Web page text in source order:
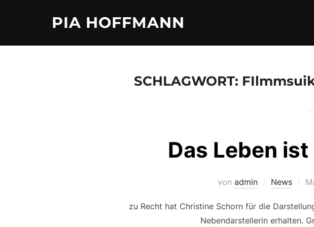
PIA HOFFMANN
SCHLAGWORT:
Das Leben
von admin News
zu Recht hat Christine Schorn für die
Nebendarstellerin erhalten.